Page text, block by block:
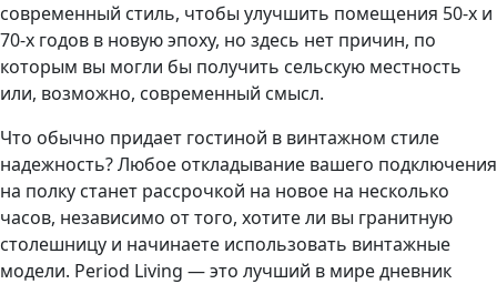
современный стиль, чтобы улучшить помещения 50-х и
70-х годов в новую эпоху, но здесь нет причин, по
которым вы могли бы получить сельскую местность
или, возможно, современный смысл.
Что обычно придает гостиной в винтажном стиле
надежность? Любое откладывание вашего подключения
на полку станет рассрочкой на новое на несколько
часов, независимо от того, хотите ли вы гранитную
столешницу и начинаете использовать винтажные
модели. Period Living — это лучший в мире дневник